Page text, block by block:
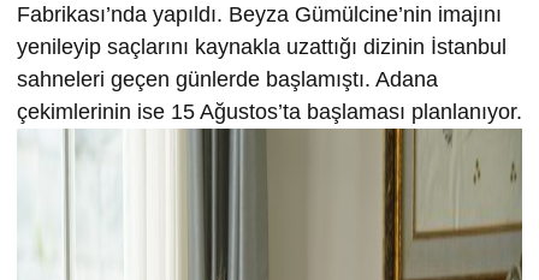
Fabrikası’nda yapıldı. Beyza Gümülcine’nin imajını
yenileyip saçlarını kaynakla uzattığı dizinin İstanbul
sahneleri geçen günlerde başlamıştı. Adana
çekimlerinin ise 15 Ağustos’ta başlaması planlanıyor.